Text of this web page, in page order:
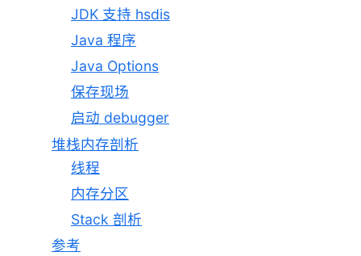
JDK 支持 hsdis
Java 程序
Java Options
保存现场
启动 debugger
堆栈内存剖析
线程
内存分区
Stack 剖析
参考